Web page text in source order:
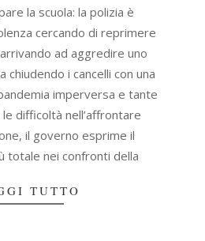
la scuola: la polizia è
cercando di reprimere
ad aggredire uno
chiudendo i cancelli con una
imperversa e tante
difficoltà nell’affrontare
il governo esprime il
totale nei confronti della
TUTTO